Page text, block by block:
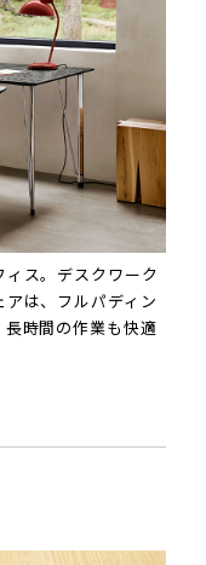
ス。デスクワーク
は、フルパディン
時間の作業も快適